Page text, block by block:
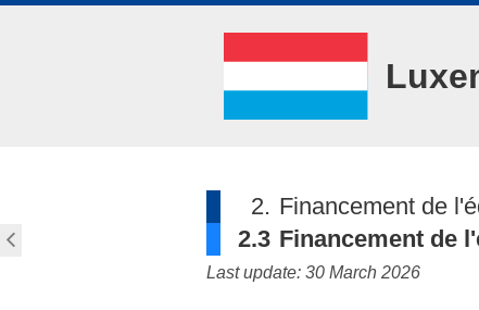
2. Financement de
2.3 Financement de
Last update: 30 March 2026